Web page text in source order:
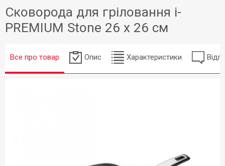
Сковорода для гріловання i-
PREMIUM Stone 26 x 26 см
Все про товар Опис Характеристики